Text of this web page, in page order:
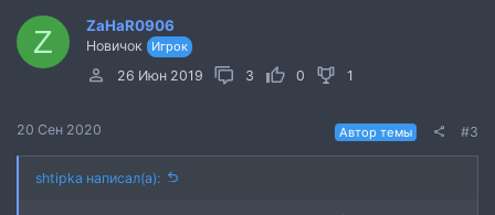
Z ZaHaR0906
Новичок Игрок
26 Июн 2019 3 0 1
20 Сен 2020 Автор темы #3
shtipka написал(а):